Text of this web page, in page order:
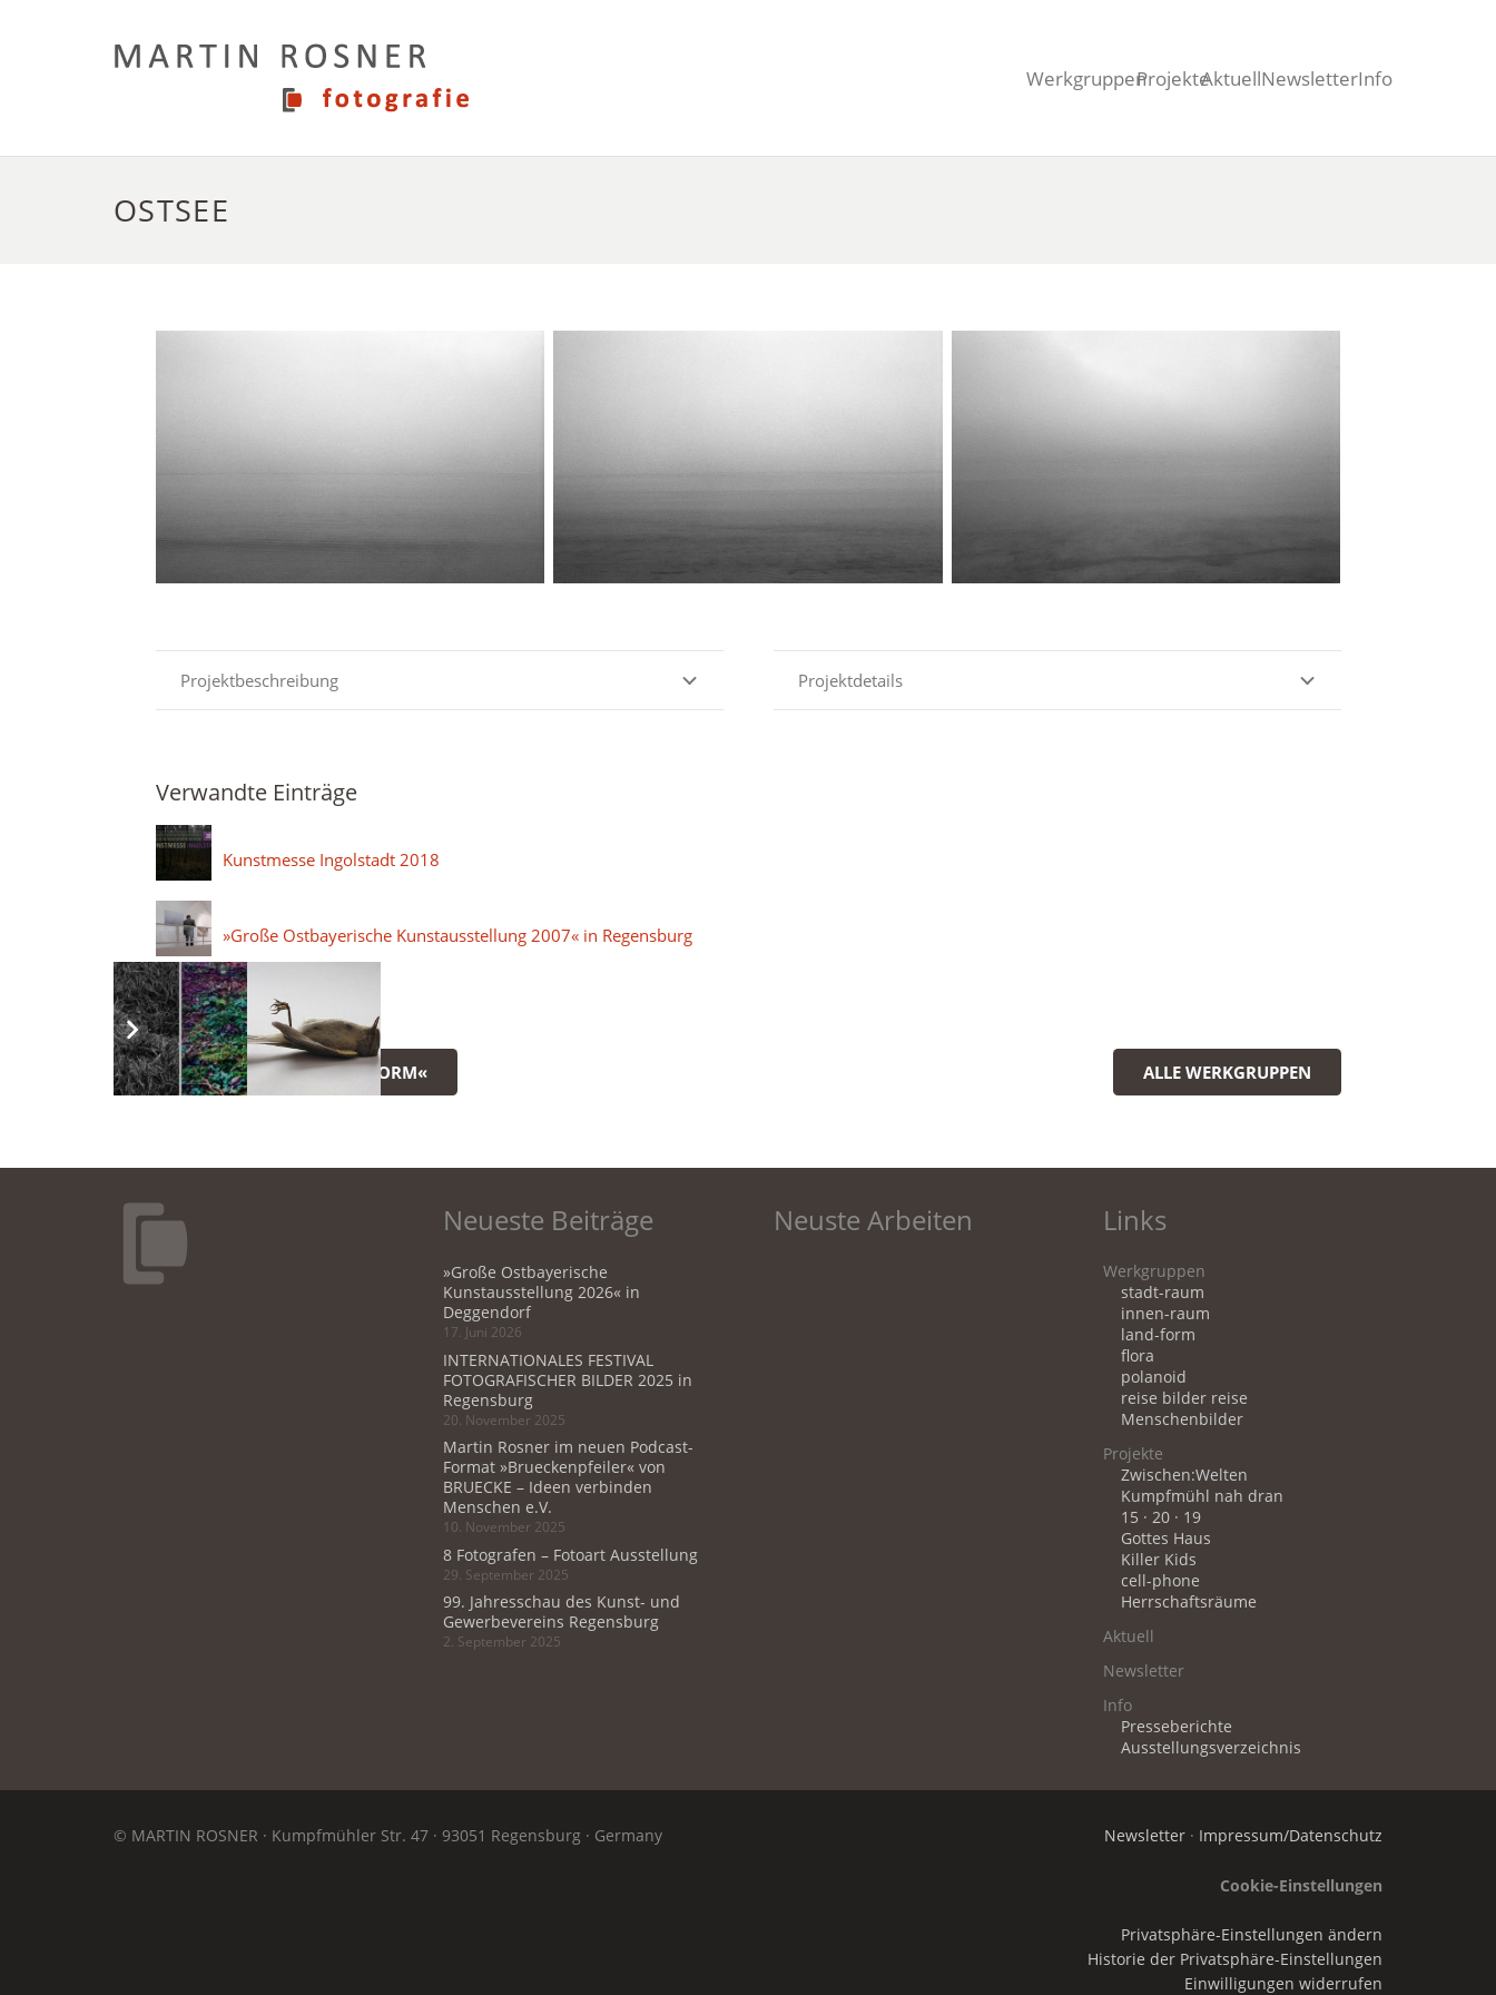
WerkgruppenProjekteAktuellNewsletterInfo
OSTSEE
Projektbeschreibung Projektdetails
Verwandte Einträge
Kunstmesse Ingolstadt 2018
»Große Ostbayerische Kunstausstellung 2007« in Regensburg
ZURÜCK ZU »LAND-FORM« ALLE WERKGRUPPEN
Neueste Beiträge
»Große Ostbayerische
Kunstausstellung 2026« in
Deggendorf
17. Juni 2026
INTERNATIONALES FESTIVAL
FOTOGRAFISCHER BILDER 2025 in
Regensburg
20. November 2025
Martin Rosner im neuen Podcast-
Format »Brueckenpfeiler« von
BRUECKE – Ideen verbinden
Menschen e.V.
10. November 2025
8 Fotografen – Fotoart Ausstellung
29. September 2025
99. Jahresschau des Kunst- und
Gewerbevereins Regensburg
2. September 2025
Neuste Arbeiten Links
Werkgruppen
stadt-raum
innen-raum
land-form
flora
polanoid
reise bilder reise
Menschenbilder
Projekte
Zwischen:Welten
Kumpfmühl nah dran
15 · 20 · 19
Gottes Haus
Killer Kids
cell-phone
Herrschaftsräume
Aktuell
Newsletter
Info
Presseberichte
Ausstellungsverzeichnis
© MARTIN ROSNER · Kumpfmühler Str. 47 · 93051 Regensburg · Germany Newsletter · Impressum/Datenschutz
Cookie-Einstellungen
Privatsphäre-Einstellungen ändern
Historie der Privatsphäre-Einstellungen
Einwilligungen widerrufen